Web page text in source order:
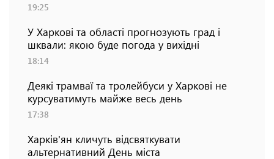
19:25
У Харкові та області прогнозують град і
шквали: якою буде погода у вихідні
18:14
Деякі трамваї та тролейбуси у Харкові не
курсуватимуть майже весь день
17:38
Харків'ян кличуть відсвяткувати
альтернативний День міста